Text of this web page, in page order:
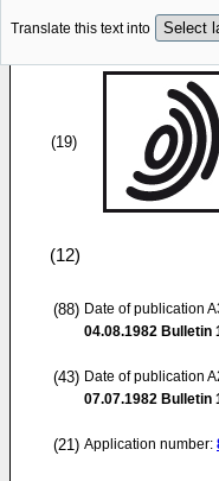
Translate this text into
(19)
(12)
(88) Date of publication
04.08.1982 Bulletin
(43) Date of publication
07.07.1982 Bulletin
(21) Application number: